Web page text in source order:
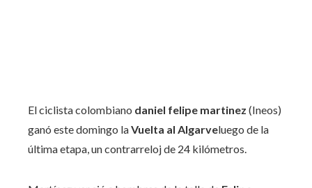
El ciclista colombiano daniel felipe martinez (Ineos)
ganó este domingo laVuelta al Algarveluego de la
última etapa, un contrarreloj de 24 kilómetros.